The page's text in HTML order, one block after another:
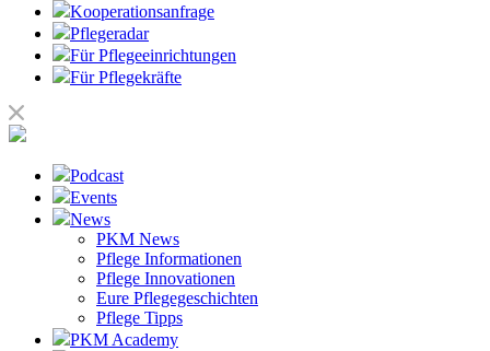
Kooperationsanfrage
Pflegeradar
Für Pflegeeinrichtungen
Für Pflegekräfte
Podcast
Events
News
PKM News
Pflege Informationen
Pflege Innovationen
Eure Pflegegeschichten
Pflege Tipps
PKM Academy